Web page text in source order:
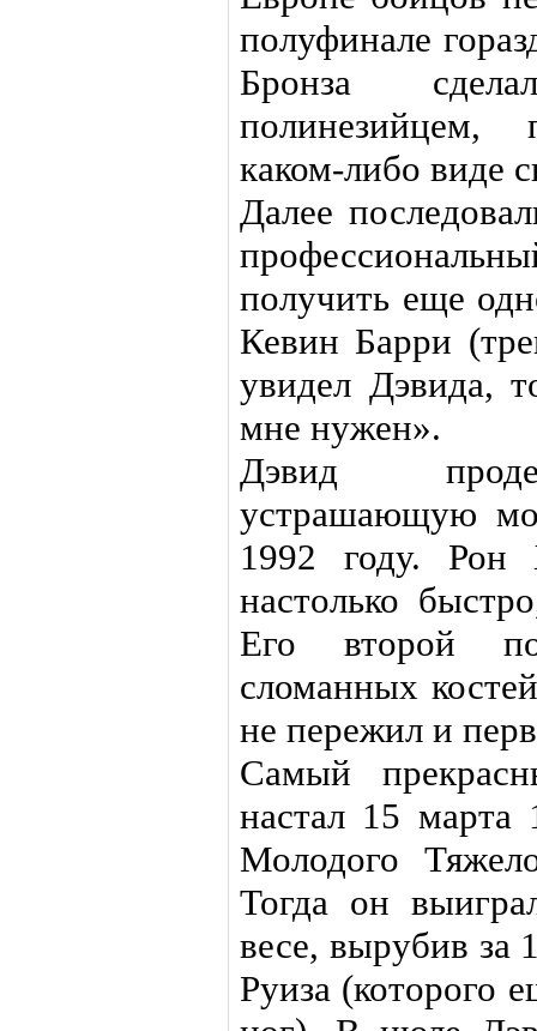
полуфинале
Бронза
каком-либо виде
Далее
получить еще
Кевин Барри
увидел Дэвида,
мне нужен».
Дэвид
устрашающую
1992 году. Рон
настолько
Его второй
сломанных
не пережил и
Самый
настал 15
Молодого
Тогда он
весе, вырубив за
Руиза (которого